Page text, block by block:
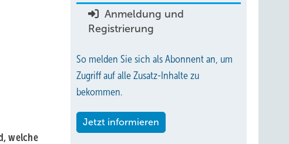
welche
Anmeldung und
Registrierung
So melden Sie sich als Abonnent an, um
Zugriff auf alle Zusatz-Inhalte zu
bekommen.
Jetzt informieren